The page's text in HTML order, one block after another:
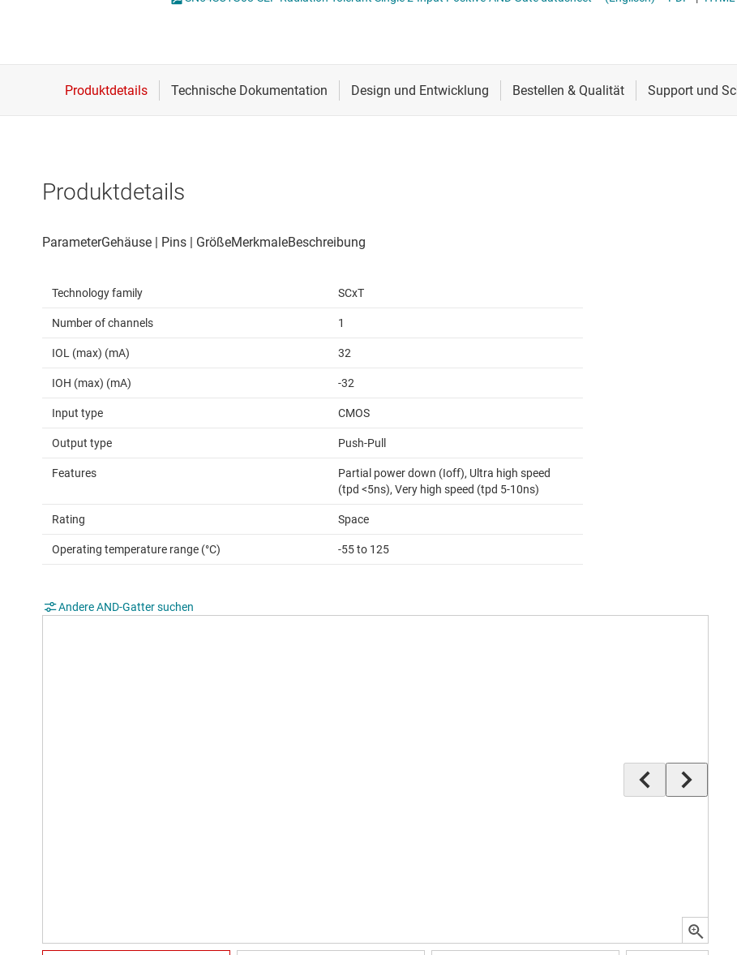
Drahtlose Konnektivität Schnittstelle
Spannungsumsetzer & Pegelverschieber
Spannungsumsetzungsgatter
Produktdetails
Technology family SCxT
Number of channels 1
IOL (max) (mA) 32
IOH (max) (mA) -32
Input type CMOS
Output type Push-Pull
Features
Partial power down (Ioff), Ultra high speed
(tpd <5ns), Very high speed (tpd 5-10ns)
Rating Space
Operating temperature range (°C) -55 to 125
Andere AND-Gatter suchen